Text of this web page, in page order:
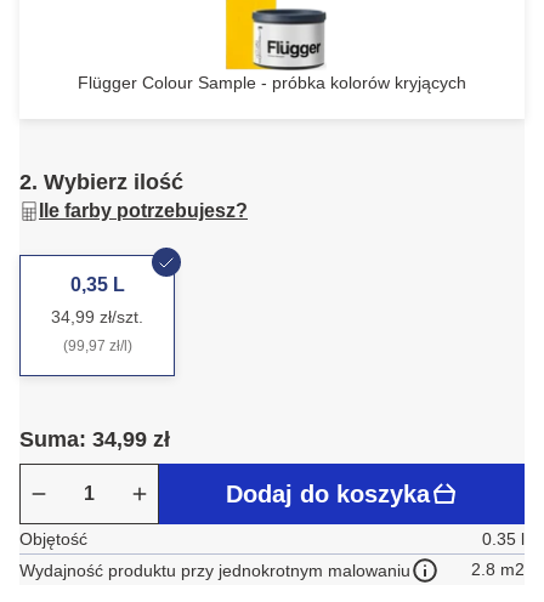
Flügger Colour Sample - próbka kolorów kryjących
2. Wybierz ilość
Ile farby potrzebujesz?
0,35 L
34,99 zł/szt.
(99,97 zł/l)
Suma: 34,99 zł
Dodaj do koszyka
Objętość
0.35 l
Wydajność produktu przy jednokrotnym malowaniu
2.8 m2